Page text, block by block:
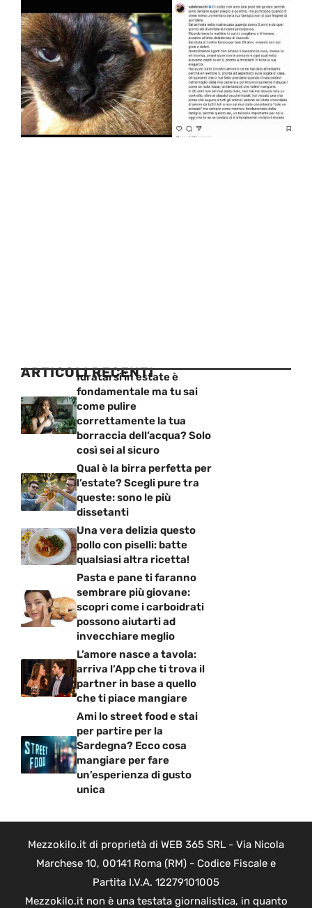
ARTICOLI RECENTI
Idratarsi in estate è
fondamentale ma tu sai
come pulire
correttamente la tua
borraccia dell’acqua? Solo
così sei al sicuro
Qual è la birra perfetta per
l’estate? Scegli pure tra
queste: sono le più
dissetanti
Una vera delizia questo
pollo con piselli: batte
qualsiasi altra ricetta!
Pasta e pane ti faranno
sembrare più giovane:
scopri come i carboidrati
possono aiutarti ad
invecchiare meglio
L’amore nasce a tavola:
arriva l’App che ti trova il
partner in base a quello
che ti piace mangiare
Ami lo street food e stai
per partire per la
Sardegna? Ecco cosa
mangiare per fare
un’esperienza di gusto
unica
Mezzokilo.it di proprietà di WEB 365 SRL - Via Nicola
Marchese 10, 00141 Roma (RM) - Codice Fiscale e
Partita I.V.A. 12279101005
Mezzokilo.it non è una testata giornalistica, in quanto